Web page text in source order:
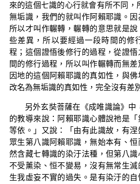
來的這個七識的心行就會有所不同，
無垢識，我們的就叫作阿賴耶識。因
所以才叫作輾轉，輾轉的意思就是
些差異，所以要經過一段時間的修
程；這個證悟後修行的過程，從證
間的修行過程，所以叫作輾轉而無
因地的這個阿賴耶識的真如性，與
改名為無垢識的真如性，完全沒有差
另外玄奘菩薩在《成唯識論》中
的教導來說：阿賴耶識心體說祂是
等依。」又說：「由有此識故，有
眾生第八識阿賴耶識，無始本有、
然含藏七轉識的染汙法種，但第八
不受薰染、恒不變易，沒有無常生
生我虛妄不實的過失。是有染汙的